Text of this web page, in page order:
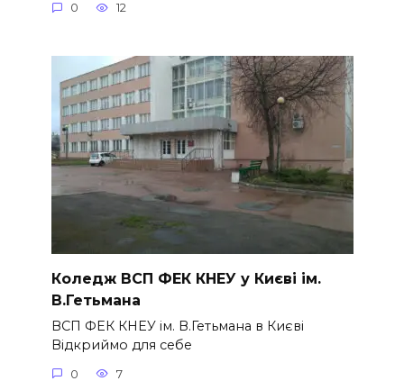
0 12
Коледж ВСП ФЕК КНЕУ у Києві ім.
В.Гетьмана
ВСП ФЕК КНЕУ ім. В.Гетьмана в Києві
Відкриймо для себе
0 7